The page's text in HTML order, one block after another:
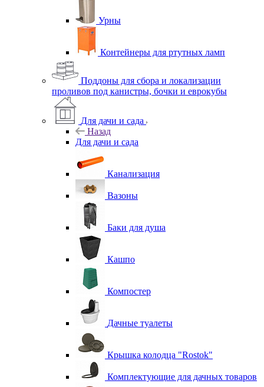
Урны
Контейнеры для ртутных ламп
Поддоны для сбора и локализации
проливов под канистры, бочки и еврокубы
Для дачи и сада
Назад
Для дачи и сада
Канализация
Вазоны
Баки для душа
Кашпо
Компостер
Дачные туалеты
Крышка колодца "Rostok"
Комплектующие для дачных товаров